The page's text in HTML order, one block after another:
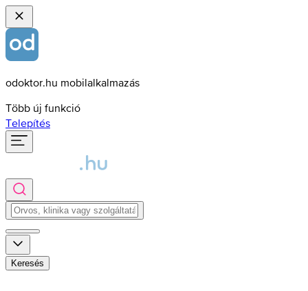
odoktor.hu mobilalkalmazás
Több új funkció
Telepítés
Keresés